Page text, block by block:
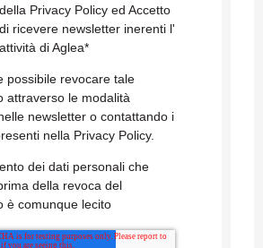
della Privacy Policy ed Accetto
di ricevere newsletter inerenti l'
attività di Aglea*
possibile revocare tale
attraverso le modalità
newsletter o contattando i
nella Privacy Policy.
dei dati personali che
della revoca del
è comunque lecito